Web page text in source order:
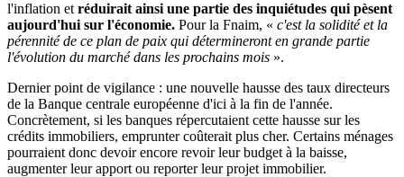
l'inflation et réduirait ainsi une partie des inquiétudes qui pèsent
aujourd'hui sur l'économie. Pour la Fnaim, « c'est la solidité et la
pérennité de ce plan de paix qui détermineront en grande partie
l'évolution du marché dans les prochains mois ».
Dernier point de vigilance : une nouvelle hausse des taux directeurs
de la Banque centrale européenne d'ici à la fin de l'année.
Concrètement, si les banques répercutaient cette hausse sur les
crédits immobiliers, emprunter coûterait plus cher. Certains ménages
pourraient donc devoir encore revoir leur budget à la baisse,
augmenter leur apport ou reporter leur projet immobilier.